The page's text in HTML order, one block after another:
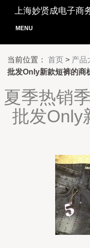
上海妙贤成电子商
MENU
当前位置： 首页 > 产品
批发Only新款短裤的商
夏季热销
批发Only